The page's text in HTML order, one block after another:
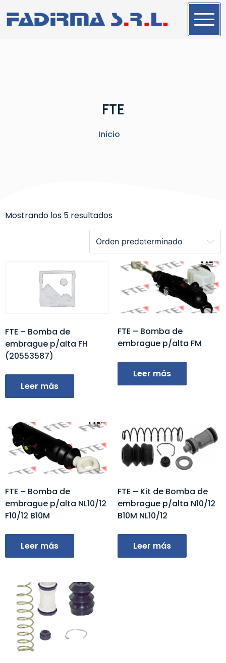
FTE
Inicio
Mostrando los 5 resultados
FTE – Bomba de
embrague p/alta FH
(20553587)
Leer más
FTE – Bomba de
embrague p/alta FM
Leer más
FTE – Bomba de
embrague p/alta NL10/12
F10/12 B10M
Leer más
FTE – Kit de Bomba de
embrague p/alta N10/12
B10M NL10/12
Leer más